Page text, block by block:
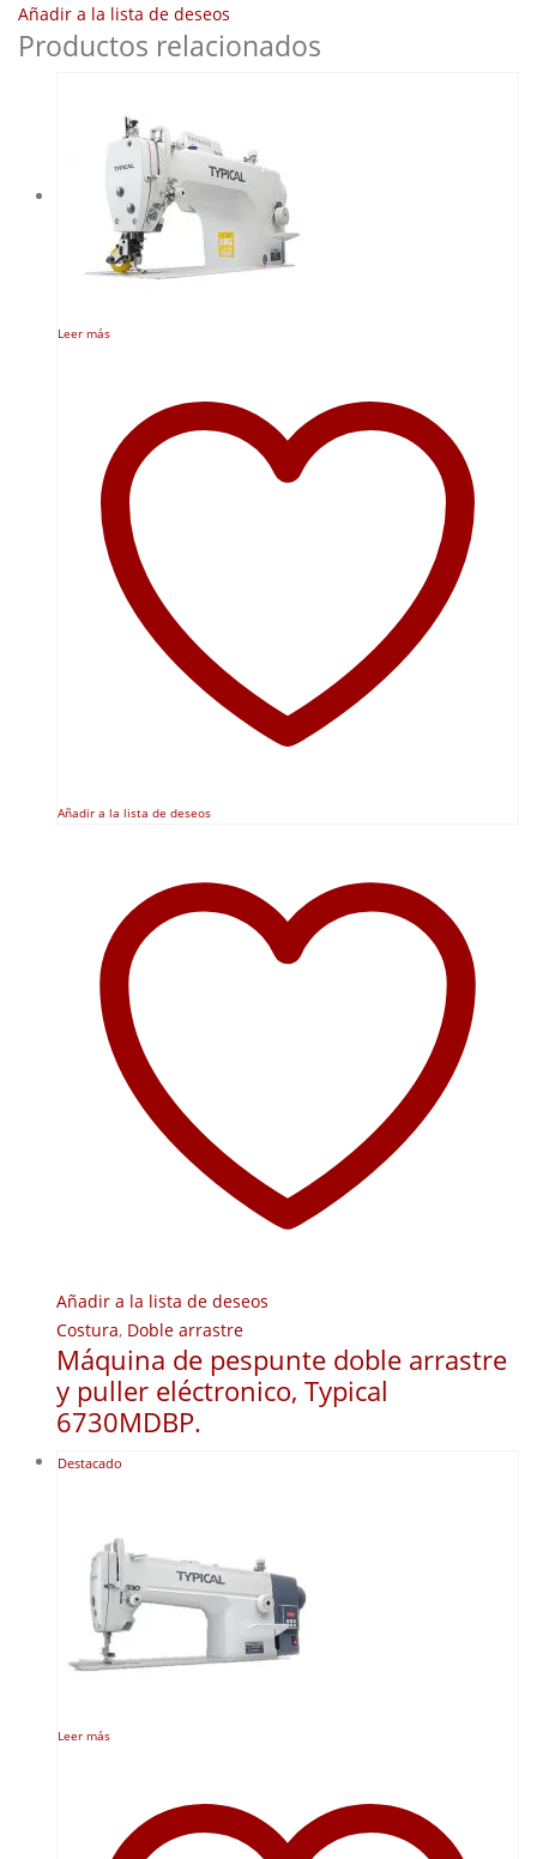
Añadir a la lista de deseos
Productos relacionados
Leer más
Añadir a la lista de deseos
Añadir a la lista de deseos
Costura, Doble arrastre
Máquina de pespunte doble arrastre
y puller eléctronico, Typical
6730MDBP.
Destacado
Leer más